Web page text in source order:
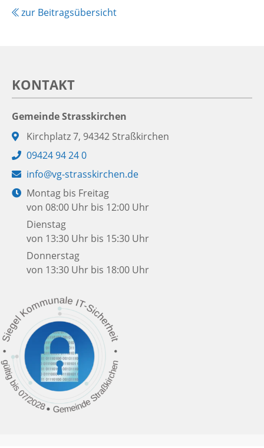
zur Beitragsübersicht
KONTAKT
Gemeinde Strasskirchen
Adresse:
Kirchplatz 7, 94342 Straßkirchen
Telefon:
09424 94 24 0
E-
Mail:
info@vg-strasskirchen.de
Öffnungszeiten:
Montag bis Freitag
von 08:00 Uhr bis 12:00 Uhr
Dienstag
von 13:30 Uhr bis 15:30 Uhr
Donnerstag
von 13:30 Uhr bis 18:00 Uhr